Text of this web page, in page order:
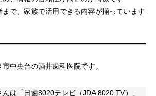
まで、家族で活用できる内容が揃っています
中央台の酒井歯科医院です。
は「日歯8020テレビ（JDA 8020 TV）」